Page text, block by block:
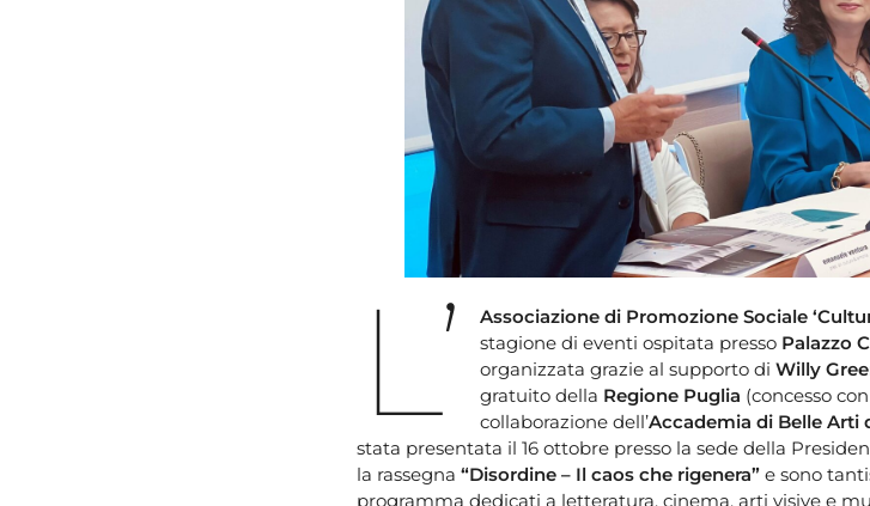
L’ Associazione di Promozione Sociale
stagione di eventi ospitata presso Palazzo
organizzata grazie al supporto di Willy
gratuito della Regione Puglia (concesso
collaborazione dell’Accademia di Belle Arti
stata presentata il 16 ottobre presso la sede della
la rassegna “Disordine – Il caos che rigenera” e sono
programma dedicati a letteratura, cinema, arti visive e